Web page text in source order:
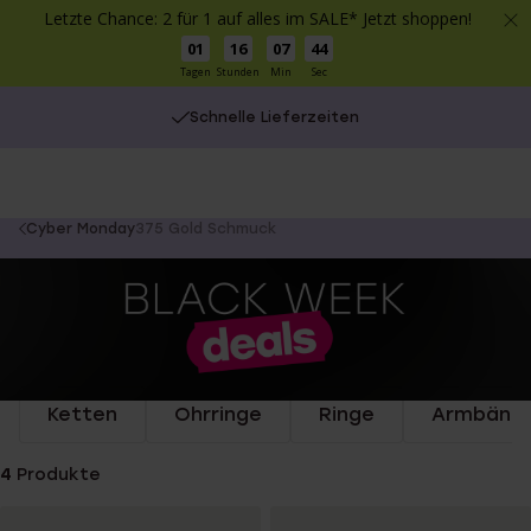
Letzte Chance: 2 für 1 auf alles im SALE* Jetzt shoppen!
01
Tagen
16
Stunden
07
Min
44
Sec
Schnelle Lieferzeiten
You
are
Cyber Monday375 Gold Schmuck
Ketten Ohrringe Ringe
4 Produkte